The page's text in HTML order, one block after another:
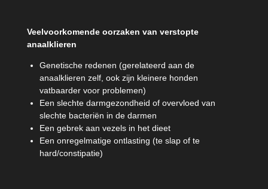
Veelvoorkomende oorzaken van verstopte
anaalklieren
Genetische redenen (gerelateerd aan de
anaalklieren zelf, ook zijn kleinere honden
vatbaarder voor problemen)
Een slechte darmgezondheid of overvloed van
slechte bacteriën in de darmen
Een gebrek aan vezels in het dieet
Een onregelmatige ontlasting (te slap of te
hard/constipatie)